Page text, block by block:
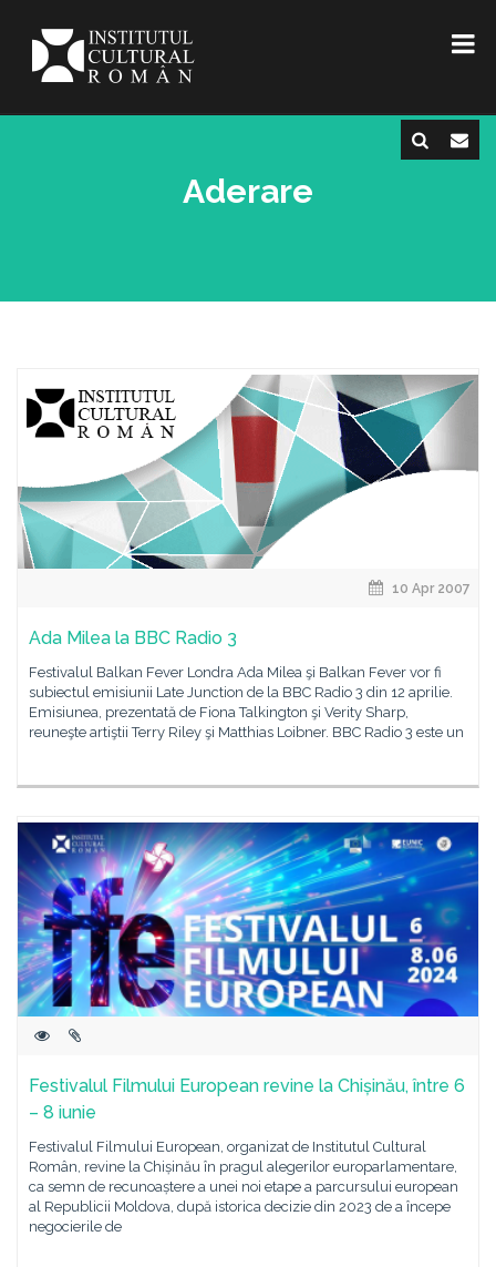
Aderare
10 Apr 2007
Ada Milea la BBC Radio 3
Festivalul Balkan Fever Londra Ada Milea şi Balkan Fever vor fi
subiectul emisiunii Late Junction de la BBC Radio 3 din 12 aprilie.
Emisiunea, prezentată de Fiona Talkington şi Verity Sharp,
reuneşte artiştii Terry Riley şi Matthias Loibner. BBC Radio 3 este un
Festivalul Filmului European revine la Chișinău, între 6
– 8 iunie
Festivalul Filmului European, organizat de Institutul Cultural
Român, revine la Chișinău în pragul alegerilor europarlamentare,
ca semn de recunoaștere a unei noi etape a parcursului european
al Republicii Moldova, după istorica decizie din 2023 de a începe
negocierile de